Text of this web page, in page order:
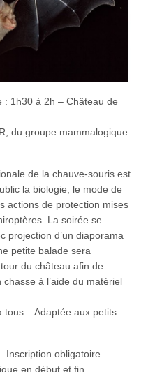
: 1h30 à 2h – Château de
du groupe mammalogique
de la chauve-souris est
la biologie, le mode de
actions de protection mises
La soirée se
projection d’un diaporama
petite balade sera
du château afin de
à l’aide du matériel
– Adaptée aux petits
Inscription obligatoire
en début et fin